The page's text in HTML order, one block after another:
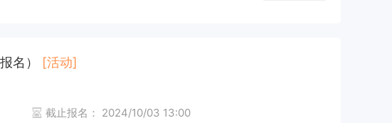
名） [活动]
截止报名： 2024/10/03 13:00